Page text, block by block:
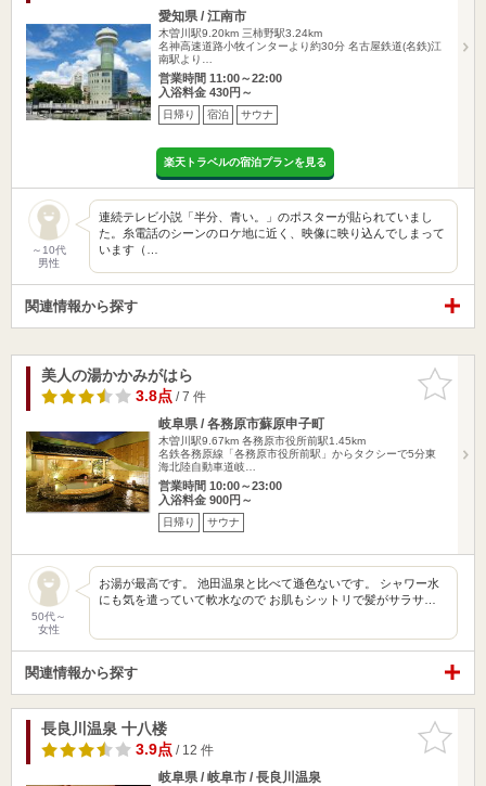
愛知県 / 江南市
木曽川駅9.20km 三柿野駅3.24km
名神高速道路小牧インターより約30分 名古屋鉄道(名鉄)江
南駅より…
営業時間 11:00～22:00
入浴料金 430円～
日帰り 宿泊 サウナ
楽天トラベルの宿泊プランを見る
～10代
男性
連続テレビ小説「半分、青い。」のポスターが貼られていまし
た。糸電話のシーンのロケ地に近く、映像に映り込んでしまって
います（…
関連情報から探す
お気に入
りに追加
美人の湯かかみがはら
3.8点/ 7 件
岐阜県 / 各務原市蘇原申子町
木曽川駅9.67km 各務原市役所前駅1.45km
名鉄各務原線「各務原市役所前駅」からタクシーで5分東
海北陸自動車道岐…
営業時間 10:00～23:00
入浴料金 900円～
日帰り サウナ
50代～
女性
お湯が最高です。 池田温泉と比べて遜色ないです。 シャワー水
にも気を遣っていて軟水なので お肌もシットリで髪がサラサ…
関連情報から探す
お気に入
りに追加
長良川温泉 十八楼
3.9点/ 12 件
岐阜県 / 岐阜市 / 長良川温泉